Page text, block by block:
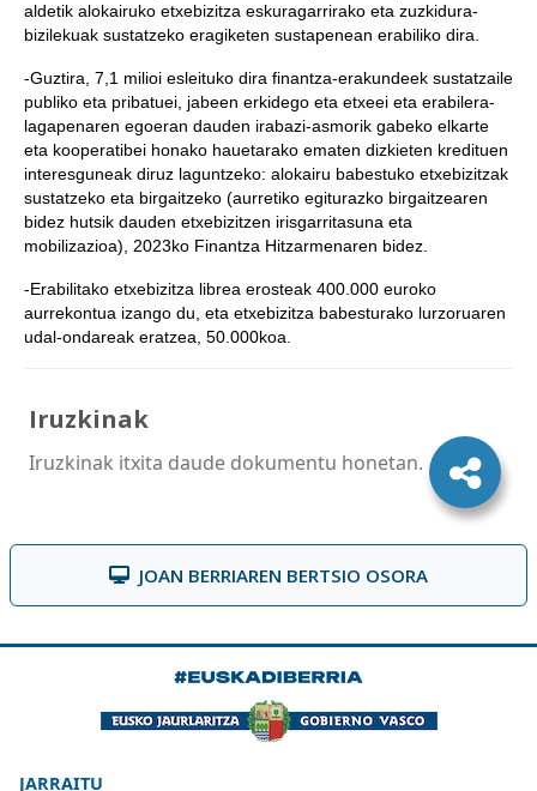
aldetik alokairuko etxebizitza eskuragarrirako eta zuzkidura-
bizilekuak sustatzeko eragiketen sustapenean erabiliko dira.
-Guztira, 7,1 milioi esleituko dira finantza-erakundeek sustatzaile
publiko eta pribatuei, jabeen erkidego eta etxeei eta erabilera-
lagapenaren egoeran dauden irabazi-asmorik gabeko elkarte
eta kooperatibei honako hauetarako ematen dizkieten kredituen
interesguneak diruz laguntzeko: alokairu babestuko etxebizitzak
sustatzeko eta birgaitzeko (aurretiko egiturazko birgaitzearen
bidez hutsik dauden etxebizitzen irisgarritasuna eta
mobilizazioa), 2023ko Finantza Hitzarmenaren bidez.
-Erabilitako etxebizitza librea erosteak 400.000 euroko
aurrekontua izango du, eta etxebizitza babesturako lurzoruaren
udal-ondareak eratzea, 50.000koa.
Iruzkinak
Iruzkinak itxita daude dokumentu honetan.
JOAN BERRIAREN BERTSIO OSORA
JARRAITU